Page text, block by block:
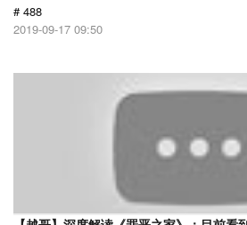
# 488
2019-09-17 09:50